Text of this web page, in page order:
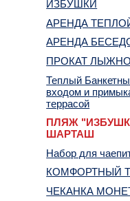
ИЗБУШКИ
АРЕНДА
АРЕНДА
ПРОКАТ
Теплый
входом и
террасой
ПЛЯЖ
ШАРТАШ
Набор для
КОМФОРТНЫЙ
ЧЕКАНКА